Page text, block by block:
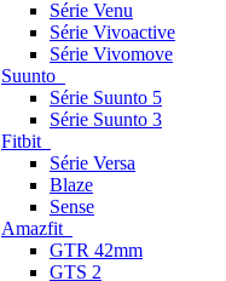
Série Venu
Série Vivoactive
Série Vivomove
Suunto
Série Suunto 5
Série Suunto 3
Fitbit
Série Versa
Blaze
Sense
Amazfit
GTR 42mm
GTS 2